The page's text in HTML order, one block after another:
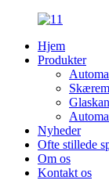
Hjem
Produkter
Nyheder
Ofte stillede
Om os
Kontakt os